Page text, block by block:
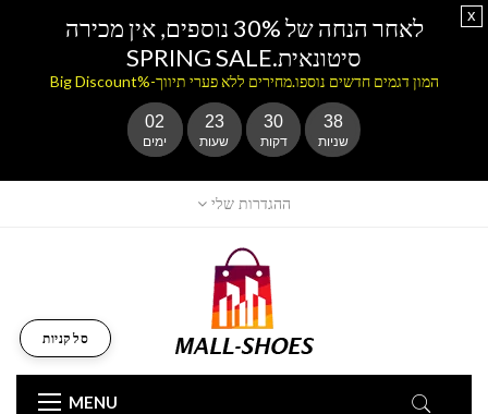
ההגדרות שלי
MENU
סל קניות
לאחר הנחה של 30% נוספים, אין מכירה
סיטונאית.SPRING SALE
המון דגמים חדשים נוספו.מחירים ללא פערי תיווך-%Big Discount
02
ימים
23
שעות
30
דקות
38
שניות
x